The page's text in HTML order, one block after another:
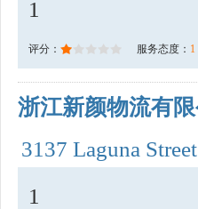
1
评分： 服务态度： 1
浙江新颜物流有限
3137 Laguna Street
1